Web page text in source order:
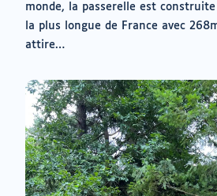
monde, la passerelle est
la plus longue de France avec
attire…